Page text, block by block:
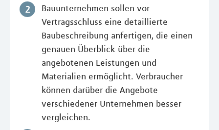
Bauunternehmen sollen vor
Vertragsschluss eine detaillierte
Baubeschreibung anfertigen, die einen
genauen Überblick über die
angebotenen Leistungen und
Materialien ermöglicht. Verbraucher
können darüber die Angebote
verschiedener Unternehmen besser
vergleichen.